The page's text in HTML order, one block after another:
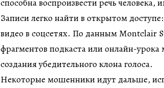
способна воспроизвести речь человека,
Записи легко найти в открытом
видео в соцсетях. По данным Montclair
фрагментов подкаста или онлайн-
создания убедительного клона голоса.
Некоторые мошенники идут дальше,